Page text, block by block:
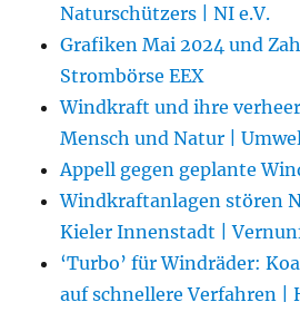
Naturschützers | NI e.V.
Grafiken Mai 2024 und
Strombörse EEX
Windkraft und ihre
Mensch und Natur |
Appell gegen geplante
Windkraftanlagen stören
Kieler Innenstadt |
‘Turbo’ für Windräder:
auf schnellere Verfahren |